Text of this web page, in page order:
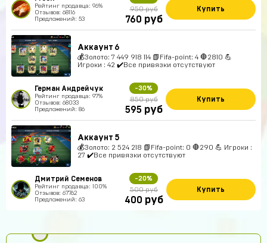
Рейтинг продавца: 96%
Отзывов: 68116
Предложений: 53
950 руб
760 руб
Купить
Аккаунт 6
💰Золото: 7 449 918 114 📗Fifa-point: 4 🛑2810 💪
Игроки : 42 ✔️Все привязки отсутствуют
Герман Андрейчук
Рейтинг продавца: 97%
Отзывов: 68033
Предложений: 86
-30%
850 руб
595 руб
Купить
Аккаунт 5
💰Золото: 2 524 218 📗Fifa-point: 0 🛑290 💪 Игроки :
27 ✔️Все привязки отсутствуют
Дмитрий Семенов
Рейтинг продавца: 100%
Отзывов: 67762
Предложений: 63
-20%
500 руб
400 руб
Купить